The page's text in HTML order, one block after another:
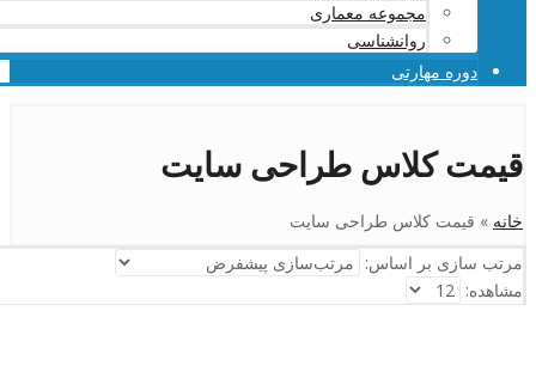
مجموعه معماری
روانشناسی
دوره مهارتی
قیمت کلاس طراحی سایت
خانه » قیمت کلاس طراحی سایت
مرتب سازی بر اساس:
مشاهده: